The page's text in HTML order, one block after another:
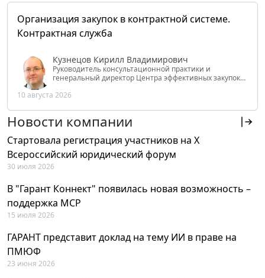
Организация закупок в контрактной системе.
Контрактная служба
Кузнецов Кирилл Владимирович
Руководитель консультационной практики и
генеральный директор Центра эффективных закупок
РФ
10 августа 2026
Новости компании
Стартовала регистрация участников на X
Всероссийский юридический форум
30 июля 2026
В "Гарант Коннект" появилась новая возможность –
поддержка MCP
15 июля 2026
ГАРАНТ представит доклад на тему ИИ в праве на
ПМЮФ
23 июня 2026